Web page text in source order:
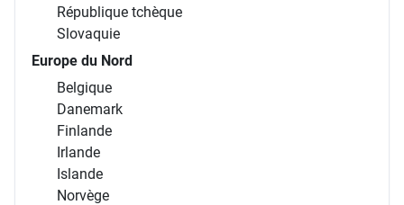
République tchèque
Slovaquie
Europe du Nord
Belgique
Danemark
Finlande
Irlande
Islande
Norvège